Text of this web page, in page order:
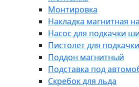
Монтировка
Накладка магнитная
Насос для подкачки
Пистолет для
Поддон магнитный
Подставка под
Скребок для льда